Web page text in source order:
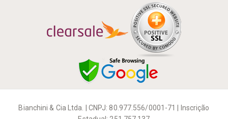
Bianchini & Cia Ltda. | CNPJ: 80.977.556/0001-71 | Inscrição